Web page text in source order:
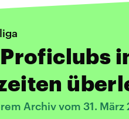
Archiv vom 31. März